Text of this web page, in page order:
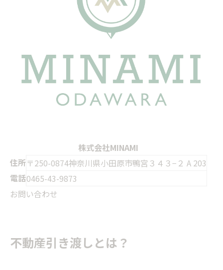
株式会社MINAMI
住所〒250-0874神奈川県小田原市鴨宮３４３−２ A 203
電話0465-43-9873
お問い合わせ
不動産引き渡しとは？